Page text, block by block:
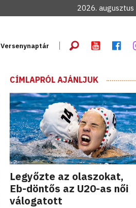
2026. augusztus
Versenynaptár
CÍMLAPRÓL AJÁNLJUK
Legyőzte az olaszokat,
Eb-döntős az U20-as női
válogatott